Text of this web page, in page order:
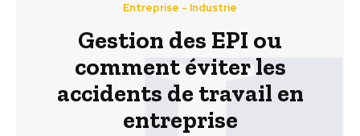
Entreprise - Industrie
Gestion des EPI ou
comment éviter les
accidents de travail en
entreprise